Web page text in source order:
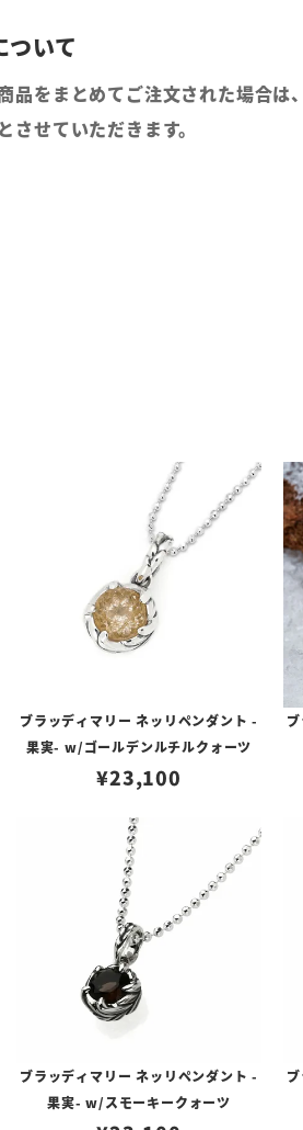
品をまとめてご注文された場合は
させていただきます。
ブラッディマリー ネッリペンダント -
果実- w/ゴールデンルチルクォーツ
¥23,100
ブラッディマリー ネッリペンダント -
果実- w/スモーキークォーツ